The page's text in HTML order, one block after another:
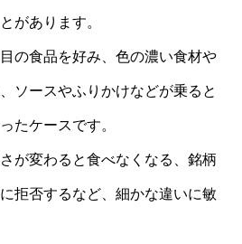
があります。
の食品を好み、色の濃い食材や
ソースやふりかけなどが乗ると
たケースです。
が変わると食べなくなる、銘柄
拒否するなど、細かな違いに敏